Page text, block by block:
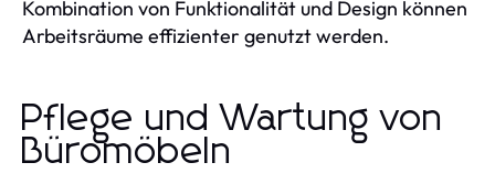
Kombination von Funktionalität und Design können
Arbeitsräume effizienter genutzt werden.
Pflege und Wartung von
Büromöbeln